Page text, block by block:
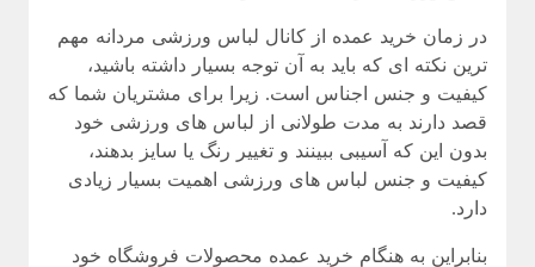
در زمان خرید عمده از کانال لباس ورزشی مردانه مهم
ترین نکته ای که باید به آن توجه بسیار داشته باشید،
کیفیت و جنس اجناس است. زیرا برای مشتریان شما که
قصد دارند به مدت طولانی از لباس های ورزشی خود
بدون این که آسیبی ببینند و تغییر رنگ یا سایز بدهند،
کیفیت و جنس لباس های ورزشی اهمیت بسیار زیادی
دارد.
بنابراین به هنگام خرید عمده محصولات فروشگاه خود